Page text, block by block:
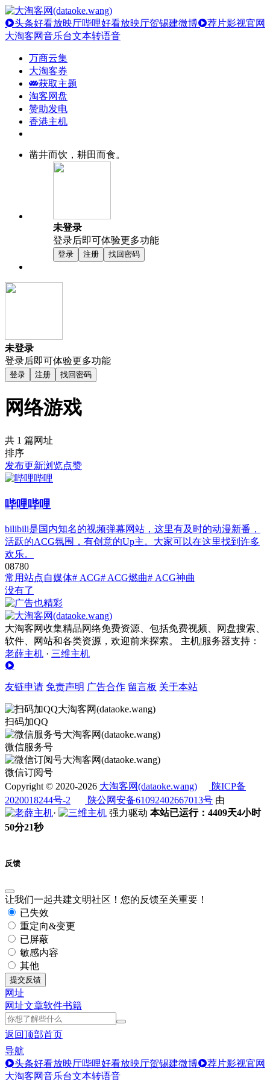
头条好看放映厅哔哩好看放映厅贺锡建微博
荐片影视官网
大淘客网音乐台文本转语音
万商云集
大淘客券
获取主题
淘客网盘
赞助发电
香港主机
凿井而饮，耕田而食。
未登录
登录后即可体验更多功能
登录 注册 找回密码
未登录
登录后即可体验更多功能
登录 注册 找回密码
网络游戏
共 1 篇网址
排序
发布更新浏览点赞
哔哩哔哩
bilibili是国内知名的视频弹幕网站，这里有及时的动漫新番，
活跃的ACG氛围，有创意的Up主。大家可以在这里找到许多
欢乐。
08780
常用站点自媒体# ACG# ACG燃曲# ACG神曲
没有了
大淘客网收集精品网络免费资源、包括免费视频、网盘搜索、
软件、网站和各类资源，欢迎前来探索。 主机|服务器支持：
老薛主机 · 三维主机
友链申请 免责声明 广告合作 留言板 关于本站
扫码加QQ
微信服务号
微信订阅号
Copyright © 2020-2026 大淘客网(dataoke.wang)
陕ICP备
2020018244号-2
陕公网安备61092402667013号 由
·
强力驱动 本站已运行：4409天4小时
50分21秒
反馈
让我们一起共建文明社区！您的反馈至关重要！
已失效
重定向&变更
已屏蔽
敏感内容
其他
提交反馈
网址
网址文章软件书籍
返回顶部首页
导航
头条好看放映厅哔哩好看放映厅贺锡建微博
荐片影视官网
大淘客网音乐台文本转语音